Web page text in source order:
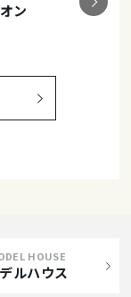
ン
HOUSE
ルハウス